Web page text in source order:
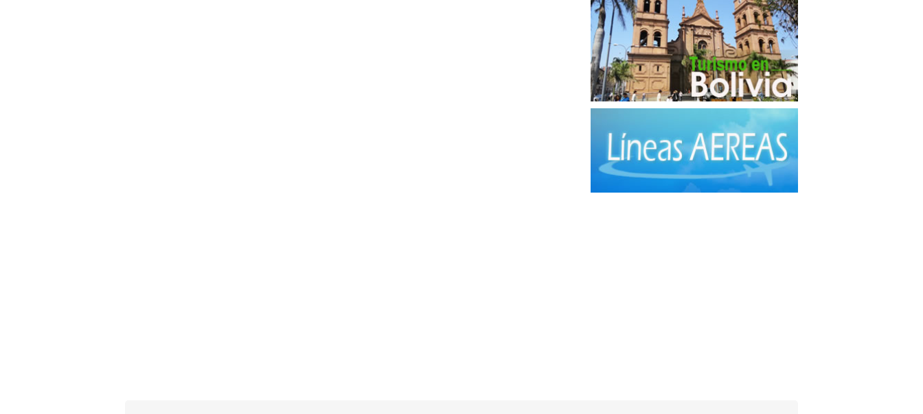
Cirugía Estética(18)
Cirugía Gastroenterológica(2)
Cirugía General(28)
Cirugía Laparoscópica (14)
Cirugía Pediátrica(9)
Cirugía Plástica - Estética - Reconstrucción (28)
Cirugía torácica(2)
Cirujanos Plásticos(16)
Clínicas(44)